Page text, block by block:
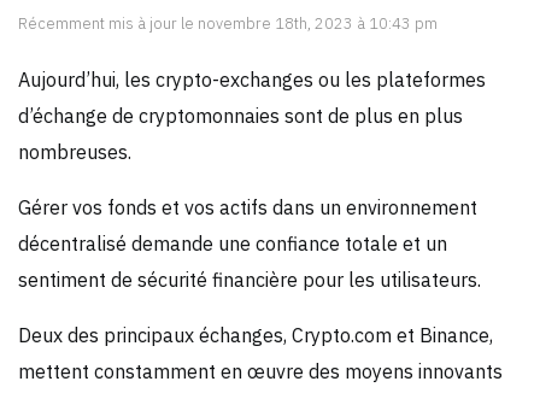
Récemment mis à jour le novembre 18th, 2023 à 10:43 pm
Aujourd’hui, les crypto-exchanges ou les plateformes
d’échange de cryptomonnaies sont de plus en plus
nombreuses.
Gérer vos fonds et vos actifs dans un environnement
décentralisé demande une confiance totale et un
sentiment de sécurité financière pour les utilisateurs.
Deux des principaux échanges, Crypto.com et Binance,
mettent constamment en œuvre des moyens innovants